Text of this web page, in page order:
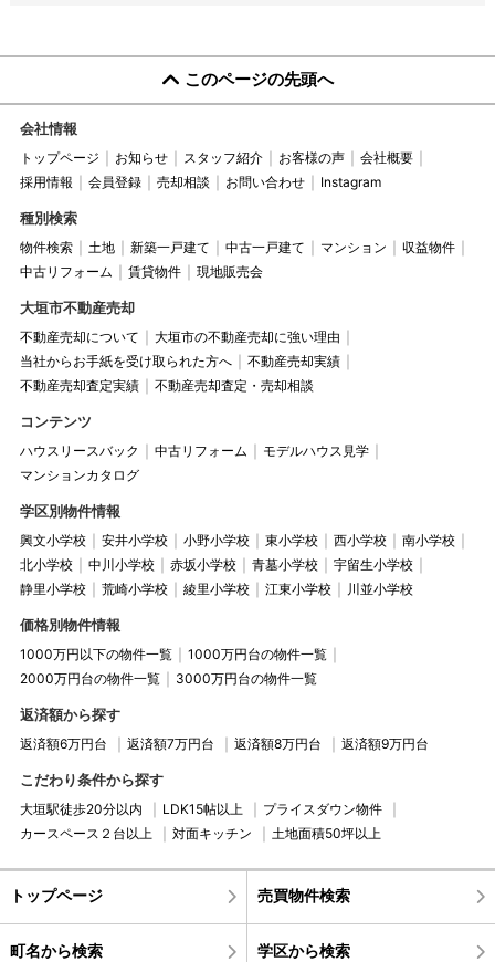
このページの先頭へ
会社情報
トップページ お知らせ スタッフ紹介 お客様の声
会社概要
採用情報
会員登録 売却相談 お問い合わせ Instagram
種別検索
物件検索 土地 新築一戸建て 中古一戸建て マンション
収益物件
中古リフォーム
賃貸物件 現地販売会
大垣市不動産売却
不動産売却について
大垣市の不動産売却に強い理由
当社からお手紙を受け取られた方へ
不動産売却実績
不動産売却査定実績
不動産売却査定・売却相談
コンテンツ
ハウスリースバック 中古リフォーム
モデルハウス見学
マンションカタログ
学区別物件情報
興文小学校 安井小学校 小野小学校 東小学校 西小学校
南小学校
北小学校
中川小学校 赤坂小学校 青墓小学校
宇留生小学校
静里小学校
荒崎小学校 綾里小学校 江東小学校 川並小学校
価格別物件情報
1000万円以下の物件一覧
1000万円台の物件一覧
2000万円台の物件一覧
3000万円台の物件一覧
返済額から探す
返済額6万円台 返済額7万円台 返済額8万円台 返済額9万円台
こだわり条件から探す
大垣駅徒歩20分以内 LDK15帖以上
プライスダウン物件
カースペース２台以上
対面キッチン 土地面積50坪以上
トップページ 売買物件検索
町名から検索 学区から検索